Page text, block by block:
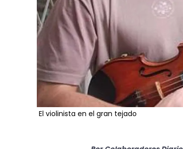
El violinista en el gran tejado